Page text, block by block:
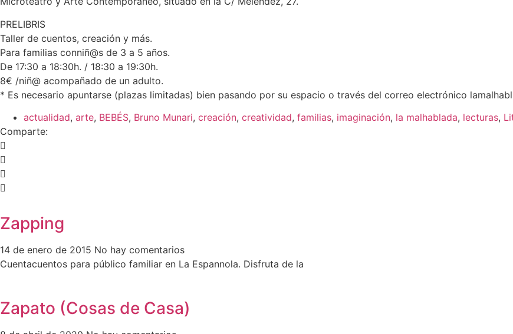
PRELIBRIS
Taller de cuentos, creación y más.
Para familias conniñ@s de 3 a 5 años.
De 17:30 a 18:30h. / 18:30 a 19:30h.
8€ /niñ@ acompañado de un adulto.
* Es necesario apuntarse (plazas limitadas) bien pasando por su espacio o través del correo electrónico
actualidad, arte, BEBÉS, Bruno Munari, creación, creatividad, familias, imaginación, la malhablada, lecturas,
Comparte:
Zapping
14 de enero de 2015 No hay comentarios
Cuentacuentos para público familiar en La Espannola. Disfruta de la
Zapato (Cosas de Casa)